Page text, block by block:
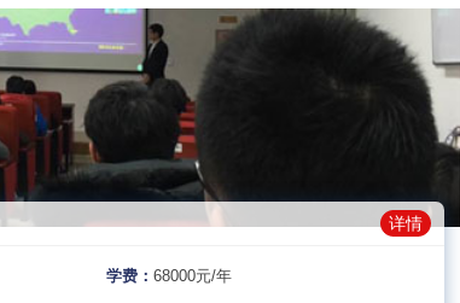
详情
学费：68000元/年